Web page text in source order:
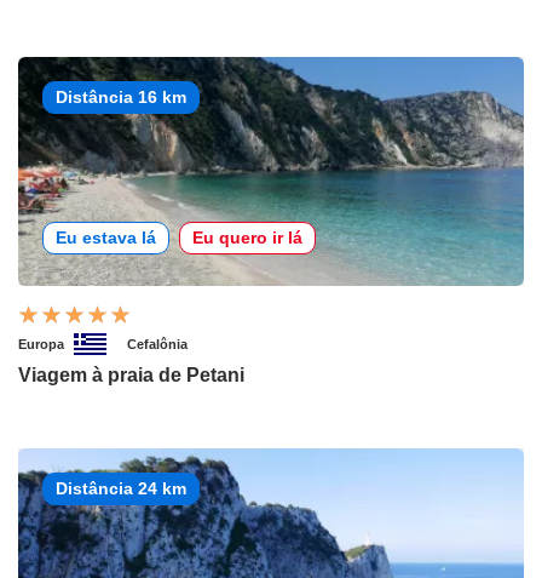
Distância 16 km
Eu estava lá Eu quero ir lá
Europa Cefalônia
Viagem à praia de Petani
Distância 24 km